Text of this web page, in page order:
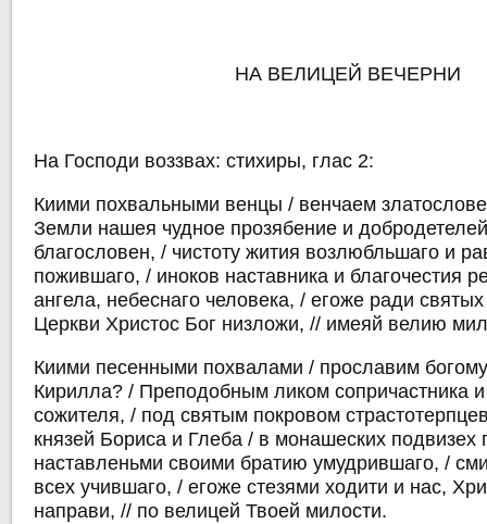
НА ВЕЛИЦЕЙ ВЕЧЕРНИ
На Господи воззвах: стихиры, глас 2:
Киими похвальными венцы / венчаем
Земли нашея чудное прозябение и
благословен, / чистоту жития возлюбльшаго и
пожившаго, / иноков наставника и благочестия
ангела, небеснаго человека, / егоже ради
Церкви Христос Бог низложи, // имеяй велию
Киими песенными похвалами / прославим
Кирилла? / Преподобным ликом сопричастника
сожителя, / под святым покровом
князей Бориса и Глеба / в монашеских подвизех
наставленьми своими братию умудрившаго, /
всех учившаго, / егоже стезями ходити и нас,
направи, // по велицей Твоей милости.